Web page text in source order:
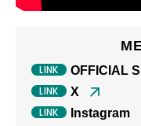
OFFICIAL
X
Instagram